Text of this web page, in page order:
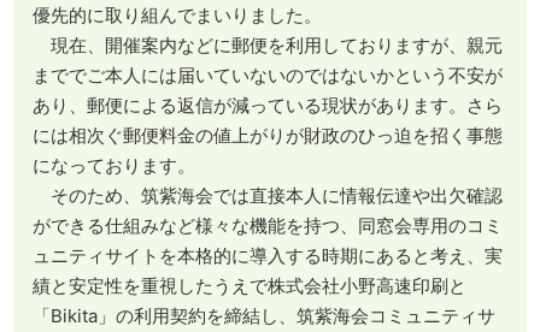
優先的に取り組んでまいりました。
現在、開催案内などに郵便を利用しておりますが、親元
まででご本人には届いていないのではないかという不安が
あり、郵便による返信が減っている現状があります。さら
には相次ぐ郵便料金の値上がりが財政のひっ迫を招く事態
になっております。
そのため、筑紫海会では直接本人に情報伝達や出欠確認
ができる仕組みなど様々な機能を持つ、同窓会専用のコミ
ュニティサイトを本格的に導入する時期にあると考え、実
績と安定性を重視したうえで株式会社小野高速印刷と
「Bikita」の利用契約を締結し、筑紫海会コミュニティサ